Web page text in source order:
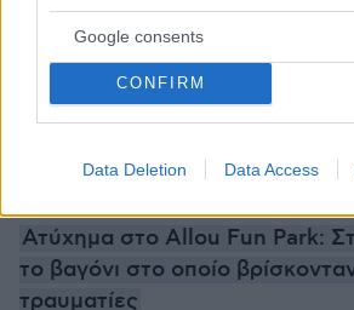
Google consents
CONFIRM
Data Deletion Data Access
Ειδήσεις σήμερα:
Μέτρα για τη σπατάλη στο
τα κλιματιστικά»
Ατύχημα στο Allou Fun Park:
το βαγόνι στο οποίο
τραυματίες